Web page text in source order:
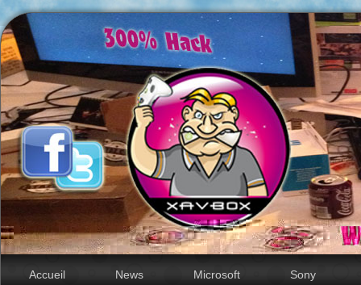
Accueil News Microsoft Sony